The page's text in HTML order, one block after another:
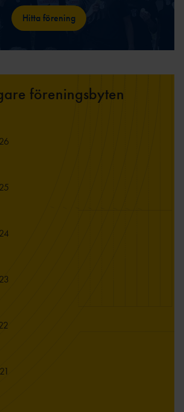
Hitta förening
föreningsbyten